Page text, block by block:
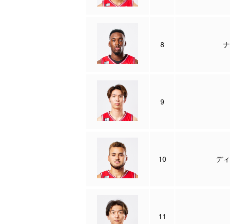
8
9
10 デ
11